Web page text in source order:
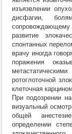
изъязвлении
дисфагии,
развитие
спонтанных
врачу иногда
поражения
ротоглоточной
клеточная
При подозрении
визуальный
общей
определении